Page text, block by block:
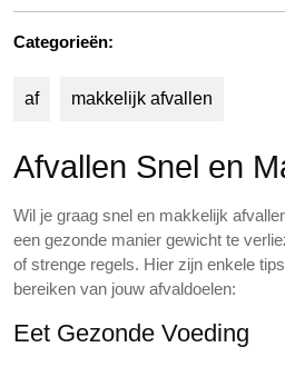
Categorieën:
af makkelijk afvallen
Afvallen Snel en
Wil je graag snel en makkelijk
een gezonde manier gewicht te
of strenge regels. Hier zijn enkele
bereiken van jouw afvaldoelen:
Eet Gezonde Voeding